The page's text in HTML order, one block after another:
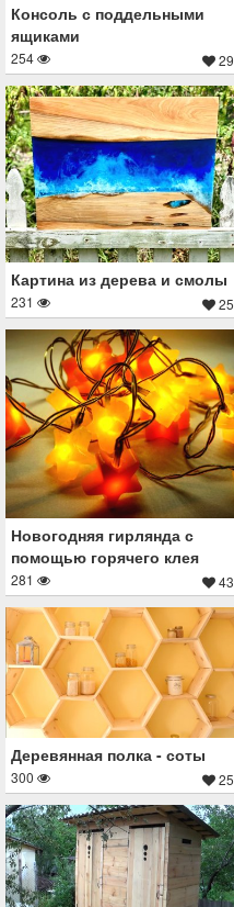
Консоль с поддельными
ящиками
254 29
Картина из дерева и смолы
231 25
Новогодняя гирлянда с
помощью горячего клея
281 43
Деревянная полка - соты
300 25